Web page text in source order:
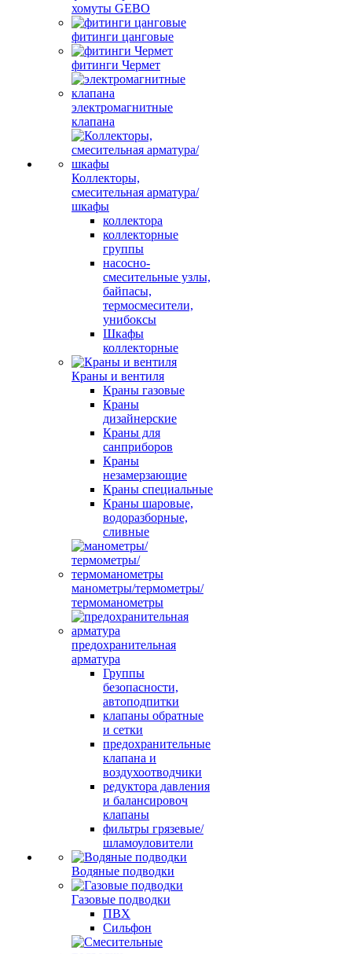
хомуты GEBO
фитинги цанговые
фитинги Чермет
электромагнитные
клапана
Коллекторы,
смесительная арматура/
шкафы
коллектора
коллекторные
группы
насосно-
смесительные узлы,
байпасы,
термосмесители,
унибоксы
Шкафы
коллекторные
Краны и вентиля
Краны газовые
Краны
дизайнерские
Краны для
санприборов
Краны
незамерзающие
Краны специальные
Краны шаровые,
водоразборные,
сливные
манометры/термометры/
термоманометры
предохранительная
арматура
Группы
безопасности,
автоподпитки
клапаны обратные
и сетки
предохранительные
клапана и
воздухоотводчики
редуктора давления
и балансировоч
клапаны
фильтры грязевые/
шламоуловители
Водяные подводки
Газовые подводки
ПВХ
Сильфон